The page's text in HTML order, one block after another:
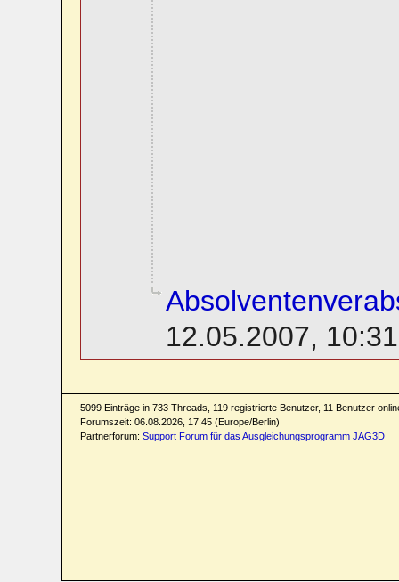
12.05.2007, 10:31
5099 Einträge in 733 Threads, 119 registrierte Benutzer, 11 Benutzer
Forumszeit: 06.08.2026, 17:45 (Europe/Berlin)
Partnerforum: Support Forum für das Ausgleichungsprogramm JAG3D